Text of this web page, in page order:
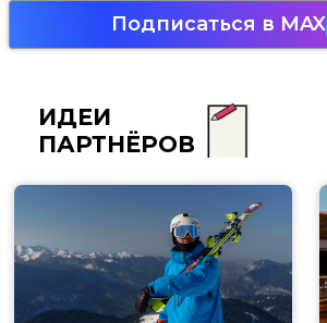
Подписаться в MAX
ИДЕИ
ПАРТНЁРОВ